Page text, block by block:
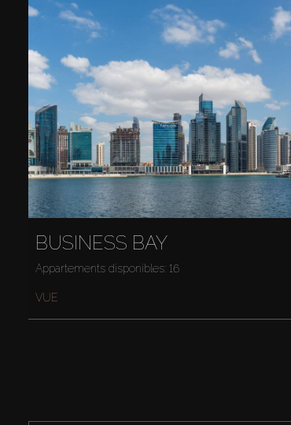
BUSINESS BAY
Appartements disponibles: 16
VUE